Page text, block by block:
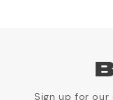
Sign up for our